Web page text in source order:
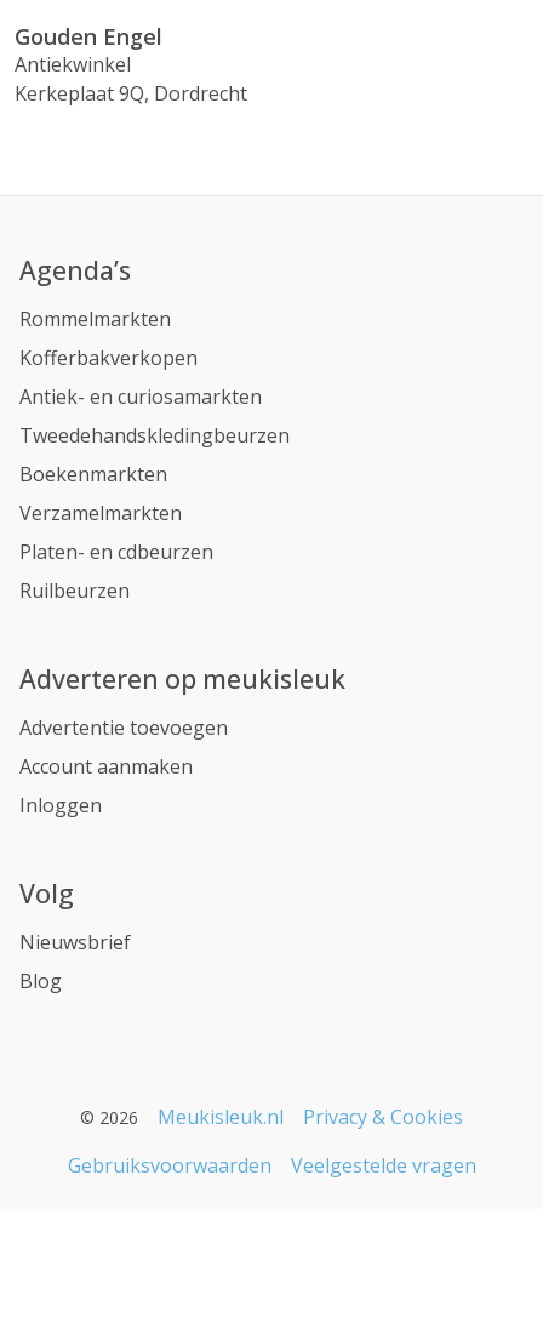
Gouden Engel
Antiekwinkel
Kerkeplaat 9Q, Dordrecht
Agenda’s
Rommelmarkten
Kofferbakverkopen
Antiek- en curiosamarkten
Tweedehandskledingbeurzen
Boekenmarkten
Verzamelmarkten
Platen- en cdbeurzen
Ruilbeurzen
Adverteren op meukisleuk
Advertentie toevoegen
Account aanmaken
Inloggen
Volg
Nieuwsbrief
Blog
© 2026 Meukisleuk.nl
Privacy & Cookies
Gebruiksvoorwaarden
Veelgestelde vragen